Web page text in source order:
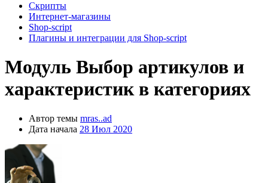
Скрипты
Интернет-магазины
Shop-script
Плагины и интеграции для Shop-script
Модуль Выбор артикулов и
характеристик в категориях
Автор темы mras..ad
Дата начала 28 Июл 2020